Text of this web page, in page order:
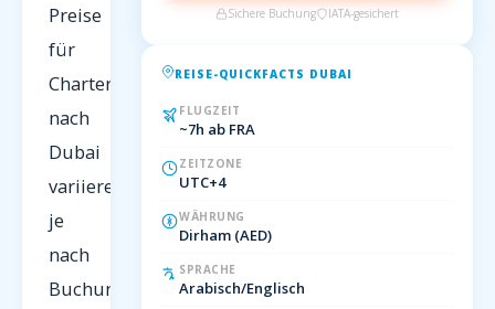
Preise
für
Charterflüge
nach
Dubai
variieren
je
nach
Buchungszeitpunkt
Sichere Buchung IATA-gesichert
REISE-QUICKFACTS DUBAI
FLUGZEIT
~7h ab FRA
ZEITZONE
UTC+4
WÄHRUNG
Dirham (AED)
SPRACHE
Arabisch/Englisch